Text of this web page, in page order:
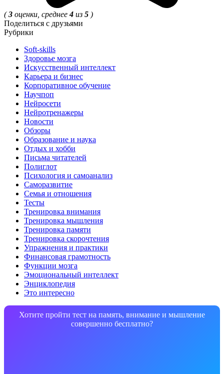
(3 оценки, среднее4 из 5 )
Поделиться с друзьями
Рубрики
Soft-skills
Здоровье мозга
Искусственный интеллект
Карьера и бизнес
Корпоративное обучение
Научпоп
Нейросети
Нейротренажеры
Новости
Обзоры
Образование и наука
Отдых и хобби
Письма читателей
Полиглот
Психология и самоанализ
Саморазвитие
Семья и отношения
Тесты
Тренировка внимания
Тренировка мышления
Тренировка памяти
Тренировка скорочтения
Упражнения и практики
Финансовая грамотность
Функции мозга
Эмоциональный интеллект
Энциклопедия
Это интересно
Хотите пройти тест на память, внимание и мышление
совершенно бесплатно?